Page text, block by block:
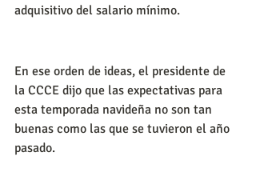
adquisitivo del salario mínimo.
En ese orden de ideas, el presidente de
la CCCE dijo que las expectativas para
esta temporada navideña no son tan
buenas como las que se tuvieron el año
pasado.